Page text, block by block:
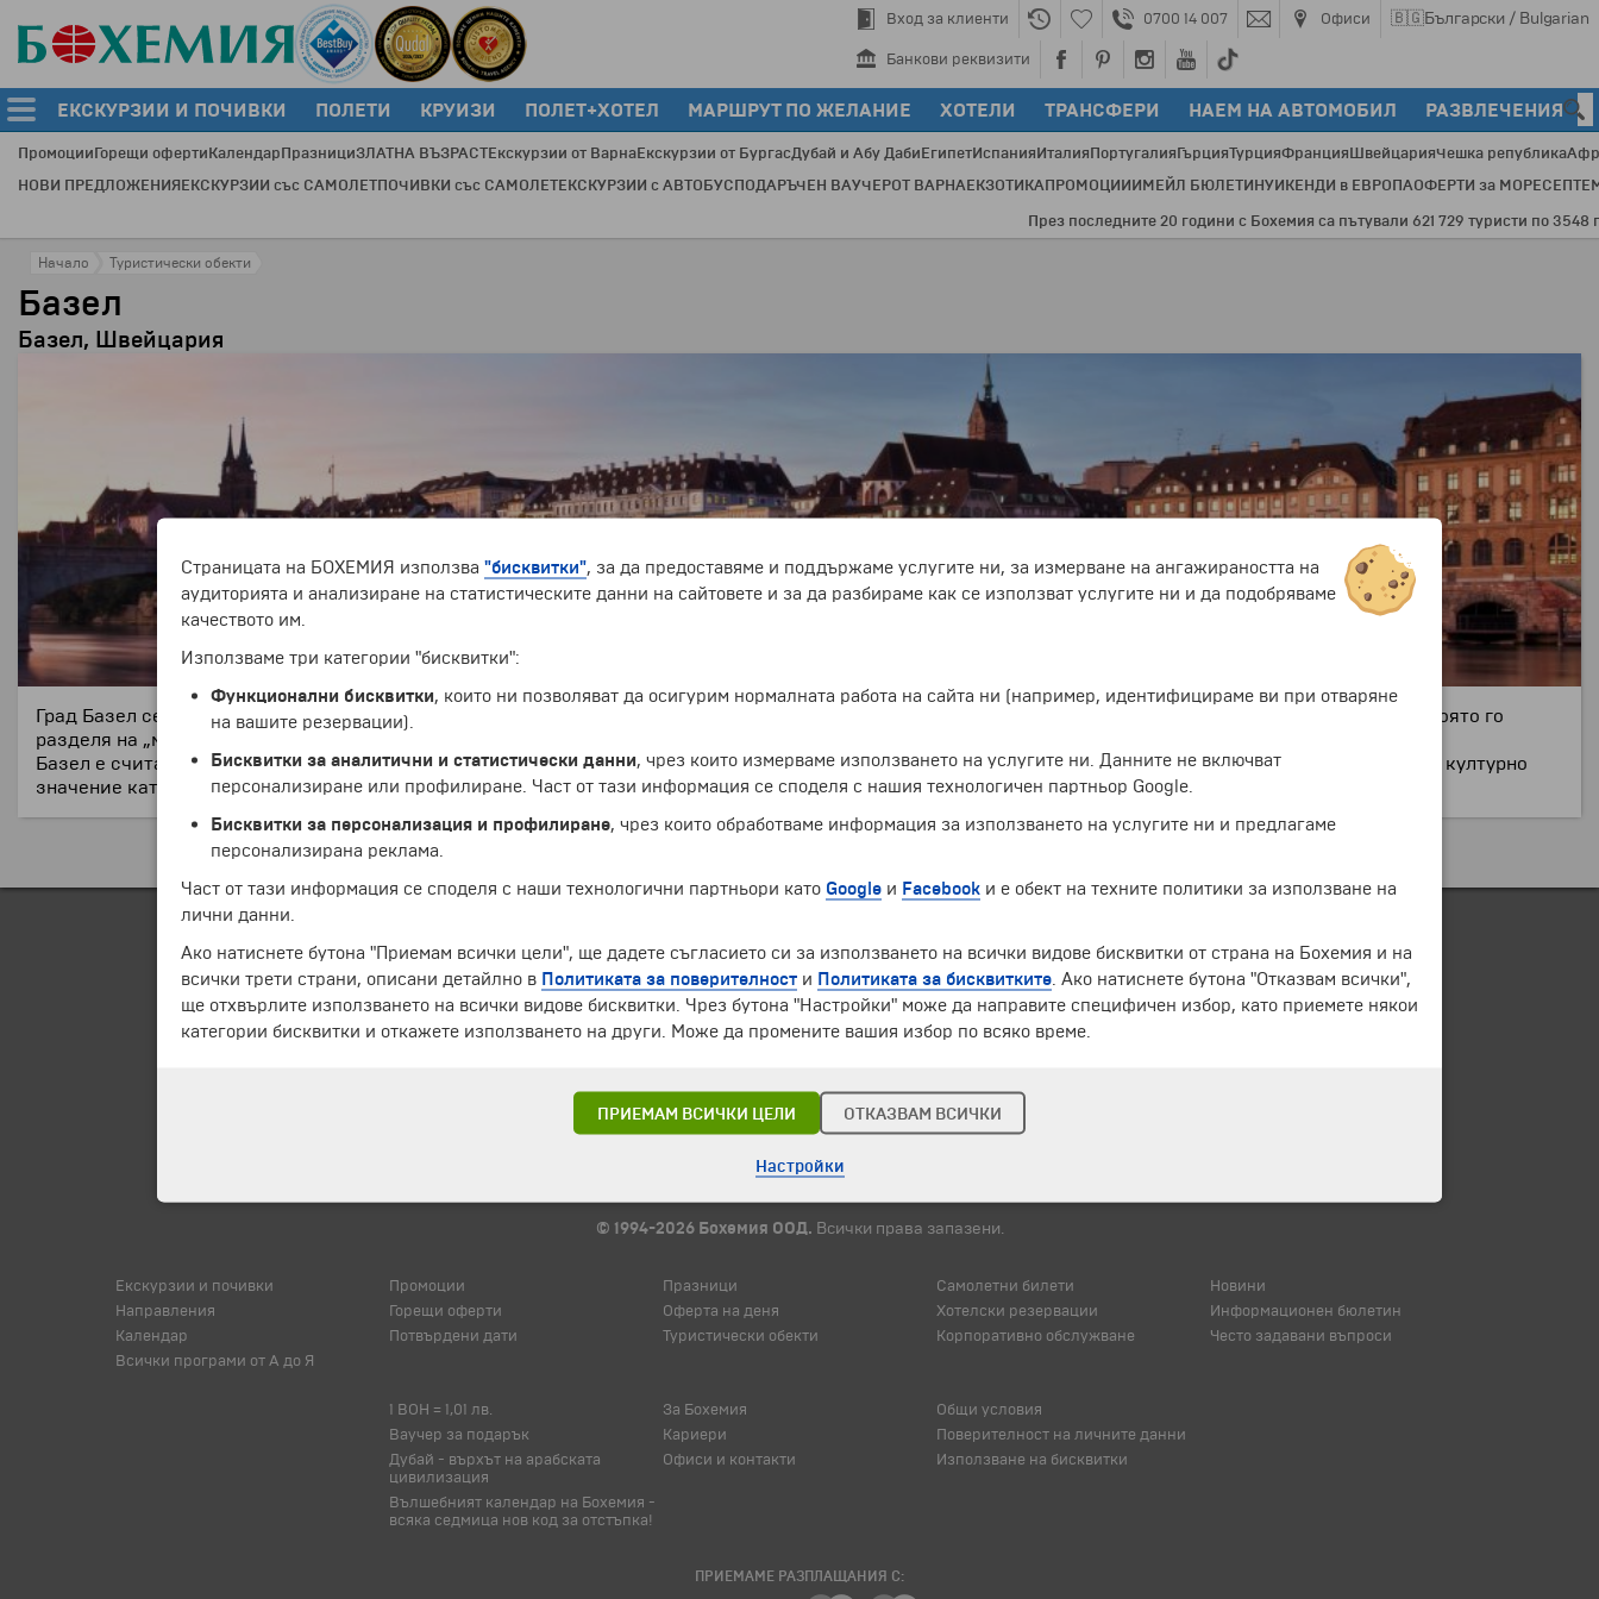
Вход за клиенти 0700 14 007 Офиси 🇧🇬Български / Bulgarian
Банкови реквизити
ЕКСКУРЗИИ И ПОЧИВКИ ПОЛЕТИ КРУИЗИ ПОЛЕТ+ХОТЕЛ МАРШРУТ ПО ЖЕЛАНИЕ ХОТЕЛИ ТРАНСФЕРИ НАЕМ НА АВТОМОБИЛ РАЗВЛЕЧЕНИЯ
ПромоцииГорещи офертиКалендарПразнициЗЛАТНА ВЪЗРАСТЕкскурзии от ВарнаЕкскурзии от БургасДубай и Абу ДабиЕгипетИспанияИталияПортугалияГърцияТурцияФранцияШвейцарияЧешка република
НОВИ ПРЕДЛОЖЕНИЯЕКСКУРЗИИ със САМОЛЕТПОЧИВКИ със САМОЛЕТЕКСКУРЗИИ с АВТОБУСПОДАРЪЧЕН ВАУЧЕРОТ ВАРНАЕКЗОТИКАПРОМОЦИИИМЕЙЛ БЮЛЕТИНУИКЕНДИ в ЕВРОПАОФЕРТИ за МОРЕ
През последните 20 години с Бохемия са пътували 621 729 туристи по 3548
Начало Туристически обекти
Базел
Базел, Швейцария
Град Базел се намира в северозападната част на Швейцария, в близост до границата с Германия и Франция. Разположен е край бреговете на р. Рейн, която го
разделя на „малък“ и „голям“ Базел. Населението на града е малко над 170 000 души.
Базел е считан за един от най-важните културни центрове на Швейцария. В Стария град са запазени множество сгради с историческо, архитектурно и културно
значение като романско-готическата катедрала, кметството, градската порта и църквата „Св. Павел“.
ЧЛЕН НА
© 1994-2026 Бохемия ООД. Всички права запазени.
Екскурзии и почивки
Направления
Календар
Всички програми от А до Я
Промоции
Горещи оферти
Потвърдени дати
Празници
Оферта на деня
Туристически обекти
Самолетни билети
Хотелски резервации
Корпоративно обслужване
Новини
Информационен бюлетин
Често задавани въпроси
1 BOH = 1,01 лв.
Ваучер за подарък
Дубай - върхът на арабската
цивилизация
Вълшебният календар на Бохемия -
всяка седмица нов код за отстъпка!
За Бохемия
Кариери
Офиси и контакти
Общи условия
Поверителност на личните данни
Използване на бисквитки
ПРИЕМАМЕ РАЗПЛАЩАНИЯ С:
Страницата на БОХЕМИЯ използва "бисквитки", за да предоставяме и поддържаме услугите ни, за измерване на ангажираността на
аудиторията и анализиране на статистическите данни на сайтовете и за да разбираме как се използват услугите ни и да подобряваме
качеството им.
Използваме три категории "бисквитки":
Функционални бисквитки, които ни позволяват да осигурим нормалната работа на сайта ни (например, идентифицираме ви при отваряне
на вашите резервации).
Бисквитки за аналитични и статистически данни, чрез които измерваме използването на услугите ни. Данните не включват
персонализиране или профилиране. Част от тази информация се споделя с нашия технологичен партньор Google.
Бисквитки за персонализация и профилиране, чрез които обработваме информация за използването на услугите ни и предлагаме
персонализирана реклама.
Част от тази информация се споделя с наши технологични партньори като Google и Facebook и е обект на техните политики за използване на
лични данни.
Ако натиснете бутона "Приемам всички цели", ще дадете съгласието си за използването на всички видове бисквитки от страна на Бохемия и на
всички трети страни, описани детайлно в Политиката за поверителност и Политиката за бисквитките . Ако натиснете бутона "Отказвам всички",
ще отхвърлите използването на всички видове бисквитки. Чрез бутона "Настройки" може да направите специфичен избор, като приемете някои
категории бисквитки и откажете използването на други. Може да промените вашия избор по всяко време.
ПРИЕМАМ ВСИЧКИ ЦЕЛИ ОТКАЗВАМ ВСИЧКИ
Настройки